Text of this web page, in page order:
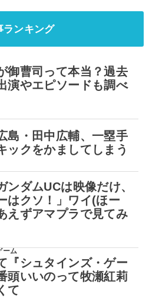
ランキング
御曹司って本当？過去
演やエピソードも調べ
島・田中広輔、一塁手
ックをかましてしまう
ンダムUCは映像だけ、
はクソ！」ワイ(ほー
えずアマプラで見てみ
ーム
『シュタインズ・ゲー
頭いいのって牧瀬紅莉
て